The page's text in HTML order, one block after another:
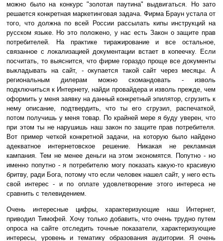
можно было на конкурс "золотая паутина" выдвигаться. Но зато
решается конкретная маркетинговая задача. Фирма Браун устала от
того, что должна по всей России рассылать кипы инструкций на
русском языке. Но это положено, у нас есть Закон о защите прав
потребителей. На практике тиражирование и все остальное,
связанное с локализацией документации встает в копеечку. Если
посчитать, то выяснится, что фирме гораздо проще все документы
выкладывать на сайт, - окупается такой сайт через месяцы. А
региональным дилерам можно скомандовать - изволь
подключиться к Интернету, найди провайдера и изволь прежде, чем
оформить у меня заявку на данный конкретный эпилятор, сгрузить к
нему описание, подтвердить, что ты его сгрузил, распечаткой,
потом получишь у меня товар. По крайней мере я буду уверен, что
при этом ты не нарушишь наш закон по защите прав потребителя.
Вот пример четкой конкретной задачи, на которую было найдено
адекватное интернетовское решение. Никакая не рекламная
кампания. Тем не менее деньги на этом экономятся. Попутно - но
именно попутно - я потребителю могу показать какую-то красивую
бритву, ради Бога, потому что если человек нашел сайт, у него есть
свой интерес - и по оплате удовлетворение этого интереса не
сравнить с телевидением.
Очень интересные цифры, характеризующие наш Интернет,
приводил Тимофей. Хочу только добавить, что очень трудно путем
опроса на сайте отследить точные показатели, характеризующие
интересы, уровень и тематику образования аудитории. Я очень